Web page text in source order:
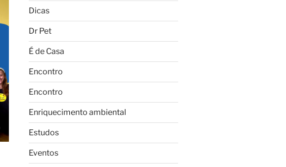
Dicas
Dr Pet
É de Casa
Encontro
Encontro
Enriquecimento ambiental
Estudos
Eventos